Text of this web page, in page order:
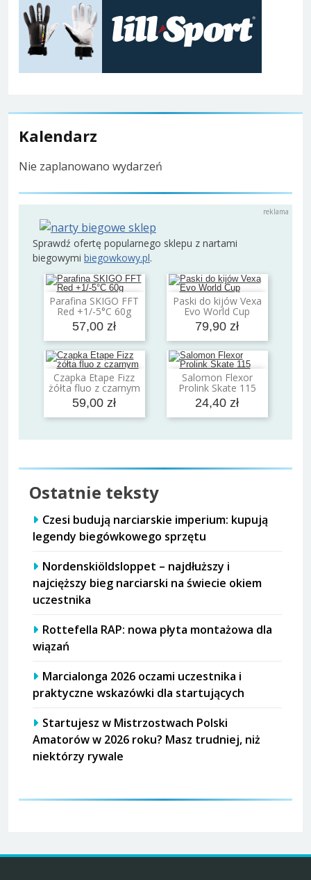
Kalendarz
Nie zaplanowano wydarzeń
Sprawdź ofertę popularnego sklepu z nartami
biegowymi biegowkowy.pl.
Parafina SKIGO FFT
Red +1/-5°C 60g
57,00 zł
Dodaj do koszyka Paski do kijów Vexa
Evo World Cup
79,90 zł
Dodaj do koszyka
Czapka Etape Fizz
żółta fluo z czarnym
59,00 zł
Dodaj do koszyka Salomon Flexor
Prolink Skate 115
24,40 zł
Dodaj do koszyka
Ostatnie teksty
Czesi budują narciarskie imperium: kupują
legendy biegówkowego sprzętu
Nordenskiöldsloppet – najdłuższy i
najcięższy bieg narciarski na świecie okiem
uczestnika
Rottefella RAP: nowa płyta montażowa dla
wiązań
Marcialonga 2026 oczami uczestnika i
praktyczne wskazówki dla startujących
Startujesz w Mistrzostwach Polski
Amatorów w 2026 roku? Masz trudniej, niż
niektórzy rywale